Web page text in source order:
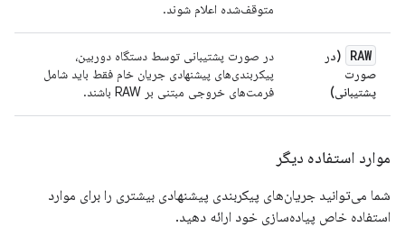
متوقف‌شده اعلام شوند.
RAW
(در
صورت
پشتیبانی)
در صورت پشتیبانی توسط دستگاه دوربین،
پیکربندی‌های پیشنهادی جریان خام فقط باید شامل
فرمت‌های خروجی مبتنی بر RAW باشند.
موارد استفاده دیگر
شما می‌توانید جریان‌های پیکربندی پیشنهادی بیشتری را برای موارد
استفاده خاص پیاده‌سازی خود ارائه دهید.